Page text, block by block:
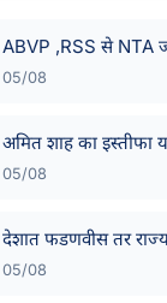
ABVP ,RSS से NTA
05/08
अमित शाह का इस्तीफा
05/08
देशात फडणवीस तर
05/08